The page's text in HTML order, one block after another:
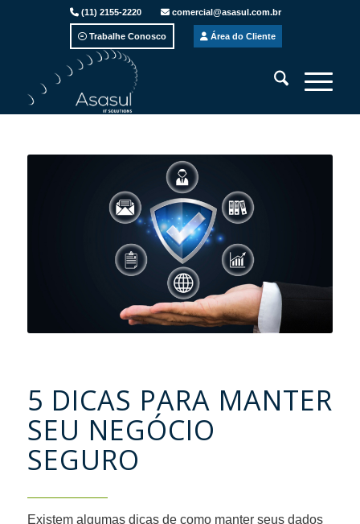
(11) 2155-2220 comercial@asasul.com.br
Trabalhe Conosco Área do Cliente
5 DICAS PARA MANTER
SEU NEGÓCIO
SEGURO
Existem algumas dicas de como manter seus dados